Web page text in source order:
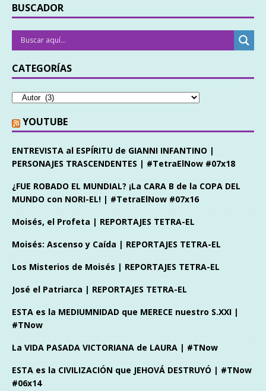
BUSCADOR
CATEGORÍAS
YOUTUBE
ENTREVISTA al ESPÍRITU de GIANNI INFANTINO |
PERSONAJES TRASCENDENTES | #TetraElNow #07x18
¿FUE ROBADO EL MUNDIAL? ¡La CARA B de la COPA DEL
MUNDO con NORI-EL! | #TetraElNow #07x16
Moisés, el Profeta | REPORTAJES TETRA-EL
Moisés: Ascenso y Caída | REPORTAJES TETRA-EL
Los Misterios de Moisés | REPORTAJES TETRA-EL
José el Patriarca | REPORTAJES TETRA-EL
ESTA es la MEDIUMNIDAD que MERECE nuestro S.XXI |
#TNow
La VIDA PASADA VICTORIANA de LAURA | #TNow
ESTA es la CIVILIZACIÓN que JEHOVÁ DESTRUYÓ | #TNow
#06x14